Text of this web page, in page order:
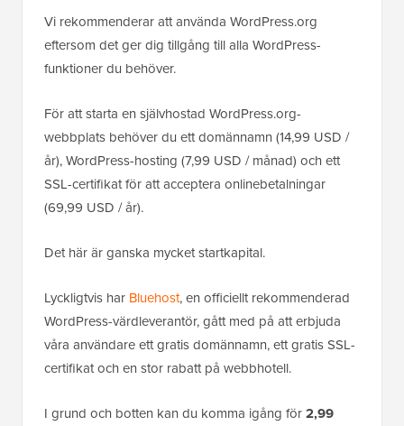
Vi rekommenderar att använda WordPress.org
eftersom det ger dig tillgång till alla WordPress-
funktioner du behöver.
För att starta en självhostad WordPress.org-
webbplats behöver du ett domännamn (14,99 USD /
år), WordPress-hosting (7,99 USD / månad) och ett
SSL-certifikat för att acceptera onlinebetalningar
(69,99 USD / år).
Det här är ganska mycket startkapital.
Lyckligtvis har Bluehost, en officiellt rekommenderad
WordPress-värdleverantör, gått med på att erbjuda
våra användare ett gratis domännamn, ett gratis SSL-
certifikat och en stor rabatt på webbhotell.
I grund och botten kan du komma igång för2,99